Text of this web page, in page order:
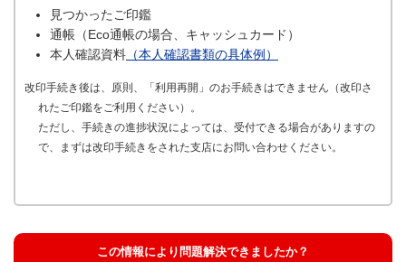
見つかったご印鑑
通帳（Eco通帳の場合、キャッシュカード）
本人確認資料 （本人確認書類の具体例）
改印手続き後は、原則、「利用再開」のお手続きはできません（改印さ
れたご印鑑をご利用ください）。
ただし、手続きの進捗状況によっては、受付できる場合がありますの
で、まずは改印手続きをされた支店にお問い合わせください。
この情報により問題解決できましたか？